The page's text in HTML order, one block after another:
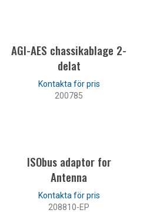
AGI-AES chassikablage 2-
delat
200785
ISObus adaptor for
Antenna
208810-EP